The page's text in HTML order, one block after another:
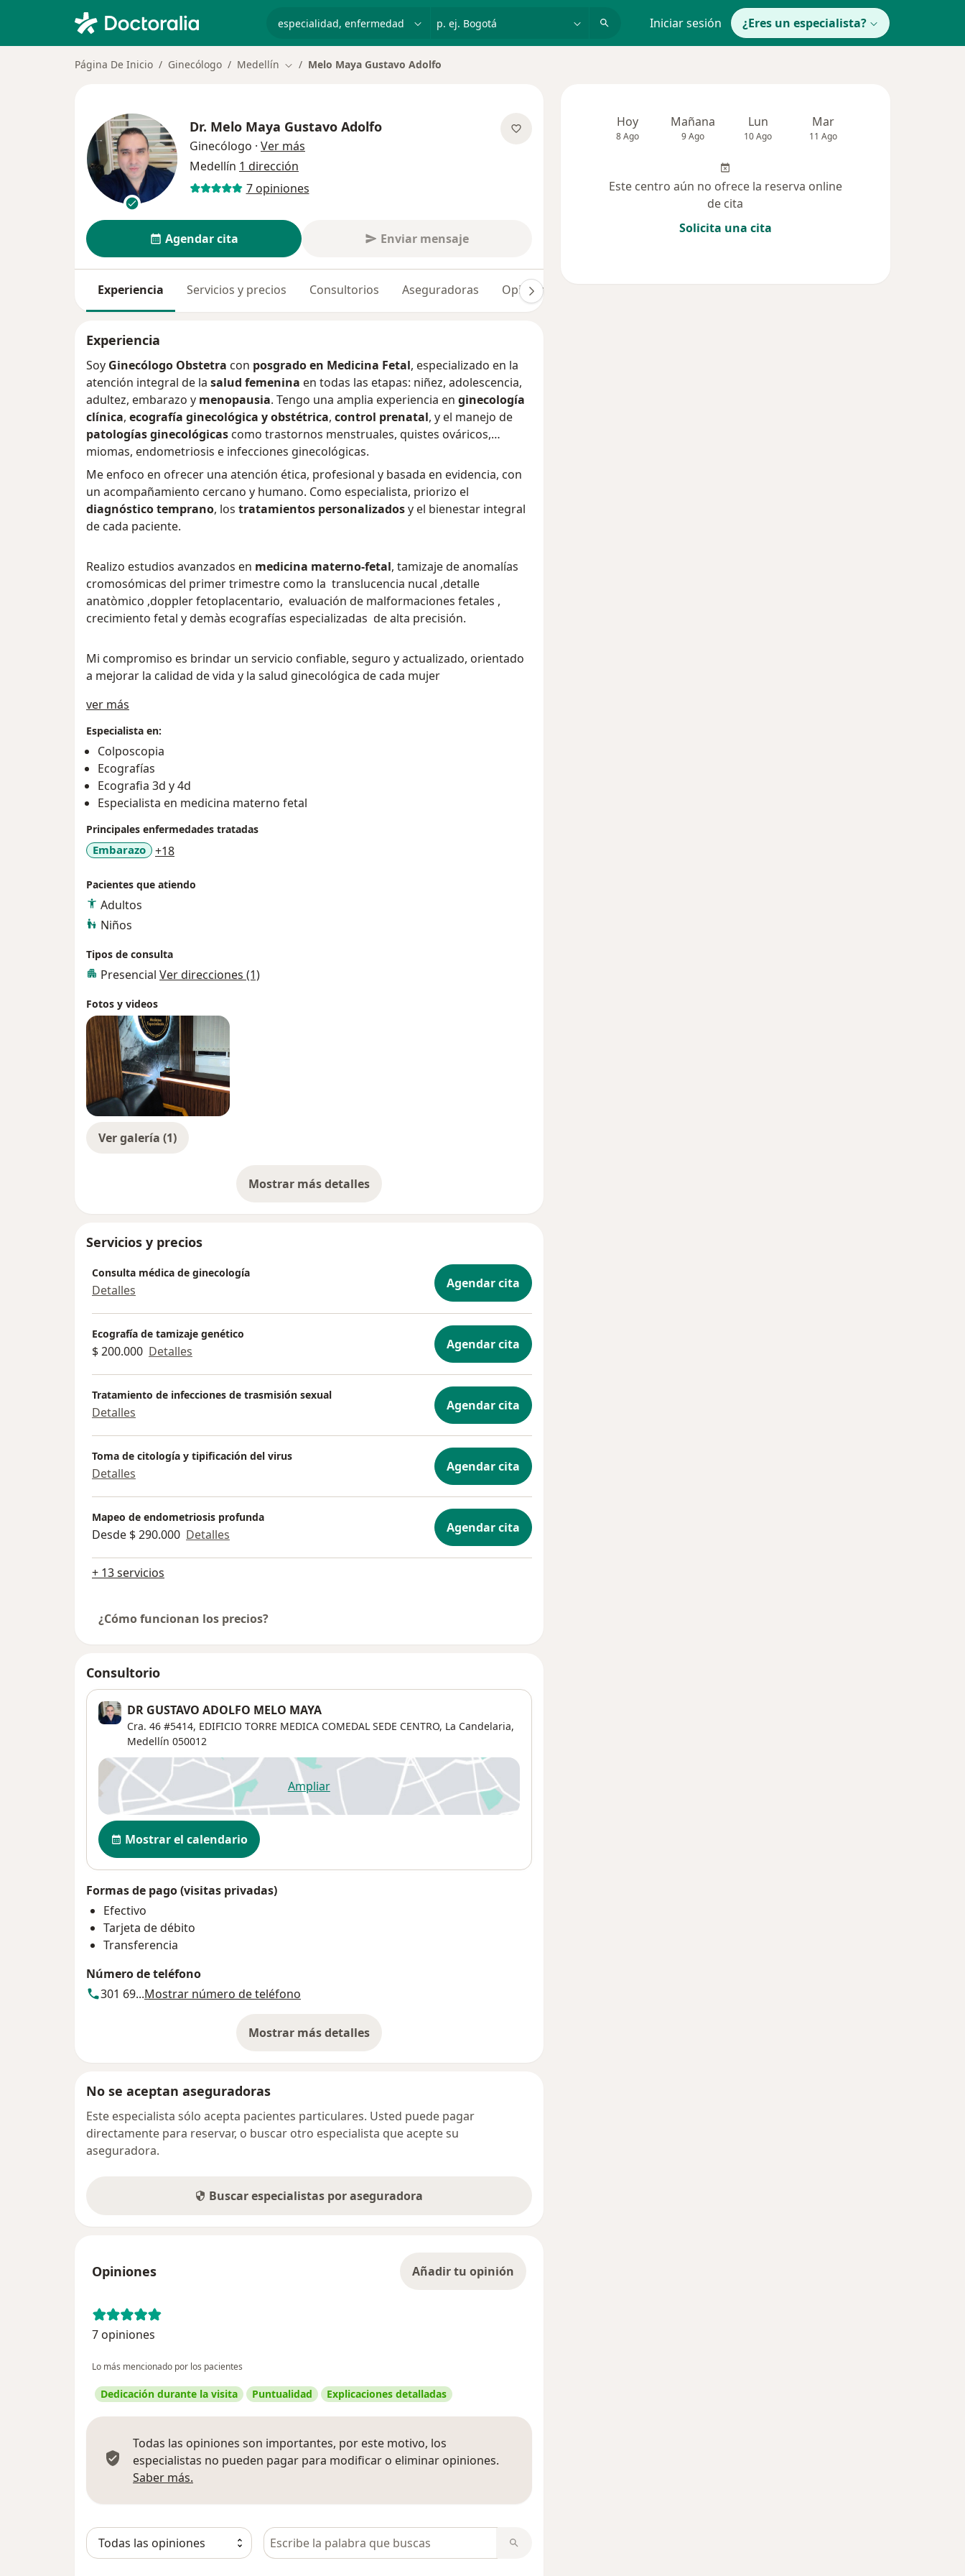
p. ej. Bogotá Iniciar sesión ¿Eres un especialista?
Página De Inicio Ginecólogo Medellín Cambiar de ciudad
Melo Maya Gustavo Adolfo
Dr. Melo Maya Gustavo Adolfo
Ginecólogo · Ver más
Medellín 1 dirección
7 opiniones
Agendar cita Enviar mensaje
Experiencia Servicios y precios Consultorios Aseguradoras Opiniones (7)
Experiencia
Soy Ginecólogo Obstetra con posgrado en Medicina Fetal, especializado en la
atención integral de la salud femenina en todas las etapas: niñez, adolescencia,
adultez, embarazo y menopausia. Tengo una amplia experiencia en ginecología
clínica, ecografía ginecológica y obstétrica, control prenatal, y el manejo de
patologías ginecológicas como trastornos menstruales, quistes ováricos,
miomas, endometriosis e infecciones ginecológicas.
Me enfoco en ofrecer una atención ética, profesional y basada en evidencia, con
un acompañamiento cercano y humano. Como especialista, priorizo el
diagnóstico temprano, los tratamientos personalizadosy el bienestar integral
de cada paciente.
Realizo estudios avanzados en medicina materno-fetal, tamizaje de anomalías
cromosómicas del primer trimestre como la translucencia nucal ,detalle
anatòmico ,doppler fetoplacentario, evaluación de malformaciones fetales ,
crecimiento fetal y demàs ecografías especializadas de alta precisión.
Mi compromiso es brindar un servicio confiable, seguro y actualizado, orientado
a mejorar la calidad de vida y la salud ginecológica de cada mujer
ver más
Especialista en:
Colposcopia
Ecografías
Ecografia 3d y 4d
Especialista en medicina materno fetal
Principales enfermedades tratadas
Embarazo +18a11y_sr_more_diseases
Pacientes que atiendo
Adultos
Niños
Tipos de consulta
Presencial Ver direcciones (1)
Fotos y videos
Ver galería (1)
Mostrar más detalles
sobre la experiencia
Servicios y precios
Consulta médica de ginecología
Detalles Agendar cita
Ecografía de tamizaje genético
$ 200.000 Detalles Agendar cita
Tratamiento de infecciones de trasmisión sexual
Detalles Agendar cita
Toma de citología y tipificación del virus
Detalles Agendar cita
Mapeo de endometriosis profunda
Desde $ 290.000 Detalles Agendar cita
+ 13 servicios
¿Cómo funcionan los precios?
Consultorio
DR GUSTAVO ADOLFO MELO MAYA
Cra. 46 #5414, EDIFICIO TORRE MEDICA COMEDAL SEDE CENTRO, La Candelaria,
Medellín 050012
Ampliarse abre en una nueva pestaña
Disponibilidad
Mostrar el calendario
Formas de pago (visitas privadas)
Efectivo
Tarjeta de débito
Transferencia
Número de teléfono
301 69...Mostrar número de teléfono
Mostrar más detalles
sobre la dirección
No se aceptan aseguradoras
Este especialista sólo acepta pacientes particulares. Usted puede pagar
directamente para reservar, o buscar otro especialista que acepte su
aseguradora.
Buscar especialistas por aseguradora
Opiniones Añadir tu opinión
7 opiniones
Lo más mencionado por los pacientes
Dedicación durante la visita Puntualidad Explicaciones detalladas
Todas las opiniones son importantes, por este motivo, los
especialistas no pueden pagar para modificar o eliminar opiniones.
Saber más.
Busca en opiniones
Hoy
8 Ago
Mañana
9 Ago
Lun
10 Ago
Mar
11 Ago
Este centro aún no ofrece la reserva online
de cita
Solicita una cita